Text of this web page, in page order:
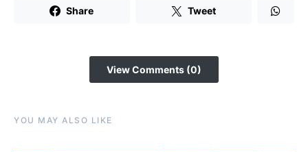
Share Tweet
View Comments (0)
YOU MAY ALSO LIKE